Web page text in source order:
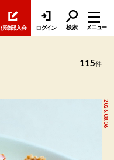
倶楽部入会 ログイン 検索 メニュー
115件
2026.08.06